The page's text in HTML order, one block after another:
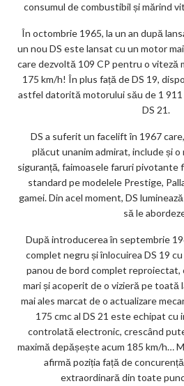
consumul de combustibil și mărind
În octombrie 1965, la un an după
un nou DS este lansat cu un motor
care dezvoltă 109 CP pentru o viteză
175 km/h! În plus față de DS 19,
astfel datorită motorului său de 1 911
DS 21.
DS a suferit un facelift în 1967
plăcut unanim admirat, include și
siguranță, faimoasele faruri pivotante
standard pe modelele Prestige,
gamei. Din acel moment, DS
să le
După introducerea în septembrie
complet negru și înlocuirea DS 19
panou de bord complet reproiectat,
mari și acoperit de o vizieră pe toată
mai ales marcat de o actualizare
175 cmc al DS 21 este echipat cu
controlată electronic, crescând
maximă depășește acum 185 km/h…
afirmă poziția față de
extraordinară din toate